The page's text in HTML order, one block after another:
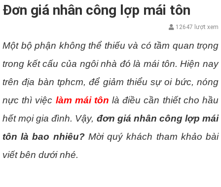
Đơn giá nhân công lợp mái tôn
12647 lượt xem
Một bộ phận không thể thiếu và có tầm quan trọng
trong kết cấu của ngôi nhà đó là mái tôn. Hiện nay
trên địa bàn tphcm, để giảm thiểu sự oi bức, nóng
nực thì việc làm mái tôn là điều cần thiết cho hầu
hết mọi gia đình. Vậy, đơn giá nhân công lợp mái
tôn là bao nhiêu? Mời quý khách tham khảo bài
viết bên dưới nhé.